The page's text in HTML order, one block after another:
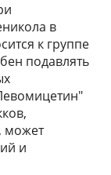
в
к группе
подавлять
может
и